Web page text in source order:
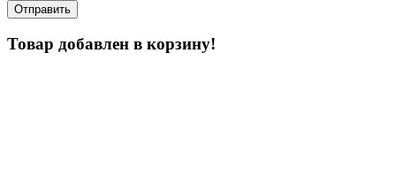
Товар добавлен в корзину!